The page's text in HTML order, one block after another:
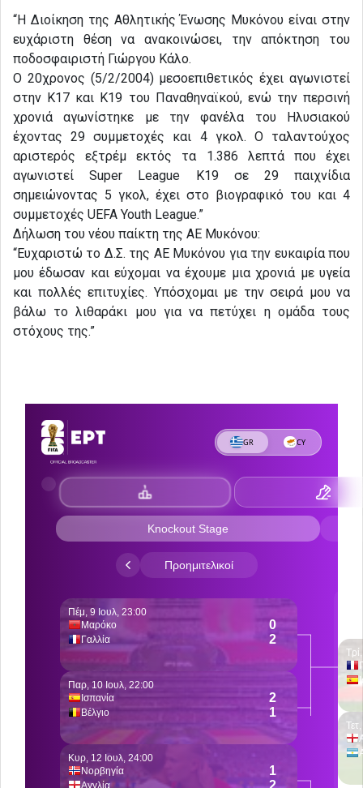
“Η Διοίκηση της Αθλητικής Ένωσης Μυκόνου είναι στην
ευχάριστη θέση να ανακοινώσει, την απόκτηση του
ποδοσφαιριστή Γιώργου Κάλο.
Ο 20χρονος (5/2/2004) μεσοεπιθετικός έχει αγωνιστεί
στην Κ17 και Κ19 του Παναθηναϊκού, ενώ την περσινή
χρονιά αγωνίστηκε με την φανέλα του Ηλυσιακού
έχοντας 29 συμμετοχές και 4 γκολ. Ο ταλαντούχος
αριστερός εξτρέμ εκτός τα 1.386 λεπτά που έχει
αγωνιστεί Super League Κ19 σε 29 παιχνίδια
σημειώνοντας 5 γκολ, έχει στο βιογραφικό του και 4
συμμετοχές UEFA Youth League.”
Δήλωση του νέου παίκτη της ΑΕ Μυκόνου:
“Ευχαριστώ το Δ.Σ. της ΑΕ Μυκόνου για την ευκαιρία που
μου έδωσαν και εύχομαι να έχουμε μια χρονιά με υγεία
και πολλές επιτυχίες. Υπόσχομαι με την σειρά μου να
βάλω το λιθαράκι μου για να πετύχει η ομάδα τους
στόχους της.”